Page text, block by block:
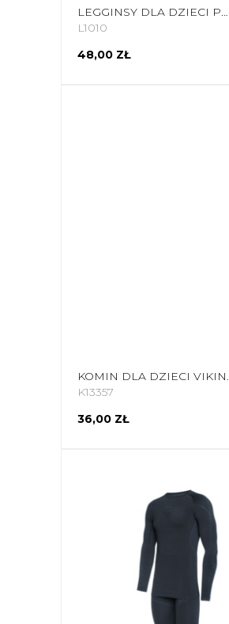
LEGGINSY DLA DZIECI PUMA ALPHA LEGGINGS G RÓŻOWE 855992 36
L1010
48,00 ZŁ
KOMIN DLA
K13357
36,00 ZŁ